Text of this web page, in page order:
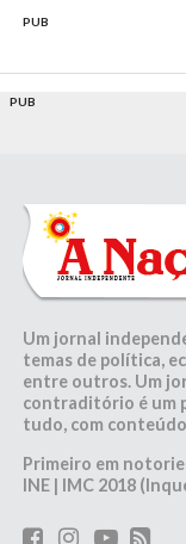
PUB
PUB
Um jornal
temas de política,
entre outros. Um
contraditório é um
tudo, com
Primeiro em
INE | IMC 2018